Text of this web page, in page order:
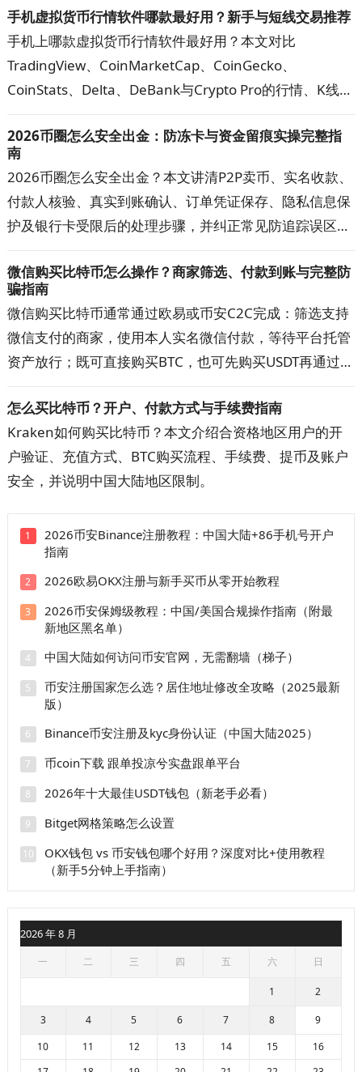
核对网络、地址、代币合约和交易状态，快速定位问题。
手机虚拟货币行情软件哪款最好用？新手与短线交易推荐
手机上哪款虚拟货币行情软件最好用？本文对比
TradingView、CoinMarketCap、CoinGecko、
CoinStats、Delta、DeBank与Crypto Pro的行情、K线、
钱包用户选出主看盘App，并建立更可靠的数据核对方
案。
2026币圈怎么安全出金：防冻卡与资金留痕实操完整指
南
2026币圈怎么安全出金？本文讲清P2P卖币、实名收款、
付款人核验、真实到账确认、订单凭证保存、隐私信息保
护及银行卡受限后的处理步骤，并纠正常见防追踪误区。
误收涉诈款和账户异常的概率，出现问题时也更容易提交
完整材料。
微信购买比特币怎么操作？商家筛选、付款到账与完整防
骗指南
微信购买比特币通常通过欧易或币安C2C完成：筛选支持
微信支付的商家，使用本人实名微信付款，等待平台托管
资产放行；既可直接购买BTC，也可先购买USDT再通过
选区、商家筛选、扫码或好友转账、手续费、到账时间和
订单申诉。操作前先看防骗清单，避免付错款、超时取消
和平台外交易。
怎么买比特币？开户、付款方式与手续费指南
Kraken如何购买比特币？本文介绍合资格地区用户的开
户验证、充值方式、BTC购买流程、手续费、提币及账户
安全，并说明中国大陆地区限制。
1
2026币安Binance注册教程：中国大陆+86手机号开户
指南
2 2026欧易OKX注册与新手买币从零开始教程
3
2026币安保姆级教程：中国/美国合规操作指南（附最
新地区黑名单）
4 中国大陆如何访问币安官网，无需翻墙（梯子）
5
币安注册国家怎么选？居住地址修改全攻略（2025最新
版）
6 Binance币安注册及kyc身份认证（中国大陆2025）
7 币coin下载 跟单投凉兮实盘跟单平台
8 2026年十大最佳USDT钱包（新老手必看）
9 Bitget网格策略怎么设置
10
OKX钱包 vs 币安钱包哪个好用？深度对比+使用教程
（新手5分钟上手指南）
2026 年 8 月
一 二 三 四 五 六 日
1 2
3 4 5 6 7 8
9
10
11 12 13 14 15
16